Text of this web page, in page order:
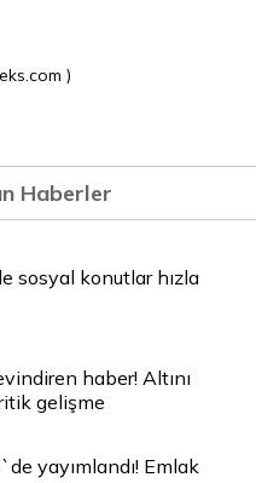
)
Haberler
sosyal konutlar hızla
haber! Altını
gelişme
yayımlandı! Emlak